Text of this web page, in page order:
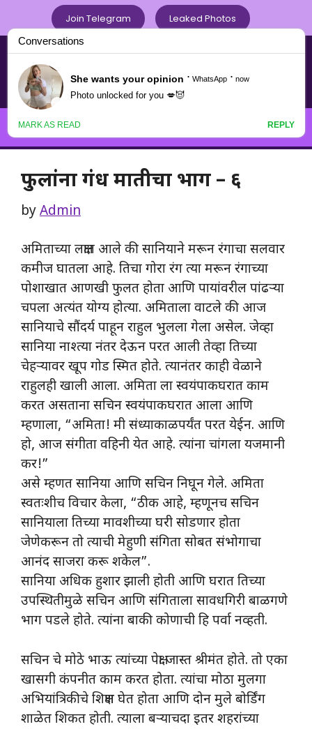
to
content
Join Telegram Leaked Photos
Chavat Marathi .com
नवनवीन मराठी चावटपणाचा
Menu
फुलांना गंध मातीचा भाग – ६
by Admin
अमिताच्या लक्षात आले की सानियाने मरून रंगाचा सलवार
कमीज घातला आहे. तिचा गोरा रंग त्या मरून रंगाच्या
पोशाखात आणखी फुलत होता आणि पायांवरील पांढऱ्या
चपला अत्यंत योग्य होत्या. अमिताला वाटले की आज
सानियाचे सौंदर्य पाहून राहुल भुलला गेला असेल. जेव्हा
सानिया नाश्त्या नंतर देऊन परत आली तेव्हा तिच्या
चेहऱ्यावर खूप गोड स्मित होते. त्यानंतर काही वेळाने
राहुलही खाली आला. अमिता ला स्वयंपाकघरात काम
करत असताना सचिन स्वयंपाकघरात आला आणि
म्हणाला, “अमिता! मी संध्याकाळपर्यंत परत येईन. आणि
हो, आज संगीता वहिनी येत आहे. त्यांना चांगला यजमानी
कर!”
असे म्हणत सानिया आणि सचिन निघून गेले. अमिता
स्वतःशीच विचार केला, “ठीक आहे, म्हणूनच सचिन
सानियाला तिच्या मावशीच्या घरी सोडणार होता
जेणेकरून तो त्याची मेहुणी संगिता सोबत संभोगाचा
आनंद साजरा करू शकेल”.
सानिया अधिक हुशार झाली होती आणि घरात तिच्या
उपस्थितीमुळे सचिन आणि संगिताला सावधगिरी बाळगणे
भाग पडले होते. त्यांना बाकी कोणाची हि पर्वा नव्हती.
सचिन चे मोठे भाऊ त्यांच्या पेक्षा जास्त श्रीमंत होते. तो एका
खासगी कंपनीत काम करत होता. त्यांचा मोठा मुलगा
अभियांत्रिकीचे शिक्षण घेत होता आणि दोन मुले बोर्डिंग
शाळेत शिकत होती. त्याला बऱ्याचदा इतर शहरांच्या